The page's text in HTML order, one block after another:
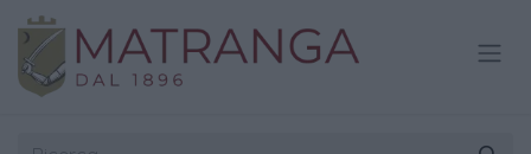
Passa al contenuto